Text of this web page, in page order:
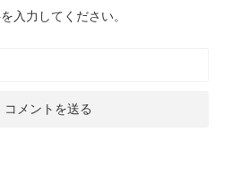
入力してください。